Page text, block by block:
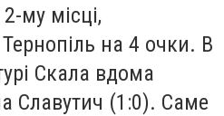
му місці,
на 4 очки. В
Скала вдома
Славутич (1:0). Саме